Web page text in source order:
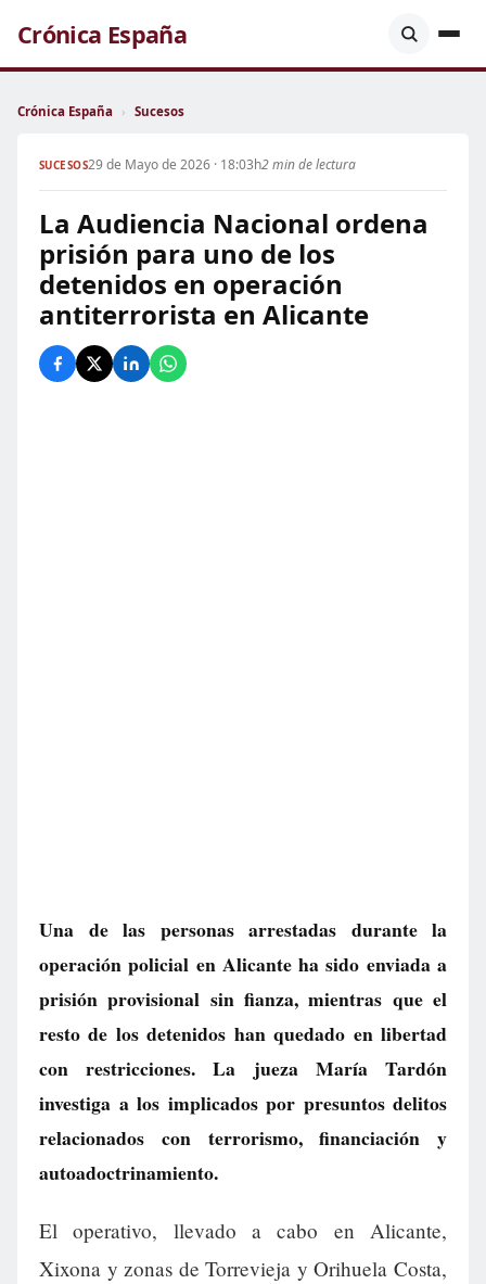
Crónica España
Crónica España › Sucesos
SUCESOS29 de Mayo de 2026 · 18:03h2 min de lectura
La Audiencia Nacional ordena
prisión para uno de los
detenidos en operación
antiterrorista en Alicante
Una de las personas arrestadas durante la
operación policial en Alicante ha sido enviada a
prisión provisional sin fianza, mientras que el
resto de los detenidos han quedado en libertad
con restricciones. La jueza María Tardón
investiga a los implicados por presuntos delitos
relacionados con terrorismo, financiación y
autoadoctrinamiento.
El operativo, llevado a cabo en Alicante,
Xixona y zonas de Torrevieja y Orihuela Costa,